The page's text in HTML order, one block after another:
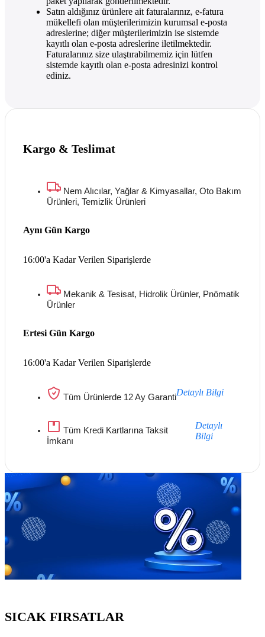
Satın aldığınız ürünlere ait faturalarınız, e-fatura
mükellefi olan müşterilerimizin kurumsal e-posta
adreslerine; diğer müşterilerimizin ise sistemde
kayıtlı olan e-posta adreslerine iletilmektedir.
Faturalarınız size ulaştırabilmemiz için lütfen
sistemde kayıtlı olan e-posta adresinizi kontrol
ediniz.
Kargo & Teslimat
Nem Alıcılar, Yağlar & Kimyasallar, Oto Bakım
Ürünleri, Temizlik Ürünleri
16:00'a Kadar Verilen Siparişlerde
Aynı Gün Kargo
Mekanik & Tesisat, Hidrolik Ürünler, Pnömatik
Ürünler
16:00'a Kadar Verilen Siparişlerde
Ertesi Gün Kargo
Tüm Ürünlerde 12 Ay GarantiDetaylı Bilgi
Tüm Kredi Kartlarına Taksit
İmkanı
Detaylı
Bilgi
SICAK FIRSATLAR